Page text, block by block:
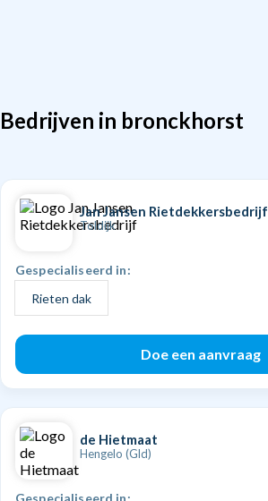
Bedrijven in bronckhorst
Jan Jansen Rietdekkersbedrijf
Toldijk
Gespecialiseerd in:
Rieten dak
Doe een aanvraag
de Hietmaat
Hengelo (Gld)
Gespecialiseerd in: